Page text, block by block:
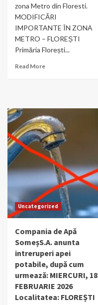
zona Metro din Floresti.
MODIFICĂRI
IMPORTANTE ÎN ZONA
METRO – FLOREȘTI
Primăria Florești...
Read More
Uncategorized
Compania de Apă
SomeșS.A. anunta
intreruperi apei
potabile, după cum
urmează: MIERCURI, 18
FEBRUARIE 2026
Localitatea: FLOREȘTI